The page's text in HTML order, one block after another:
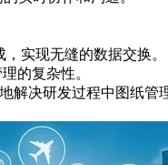
实现无缝的数据交换。
的复杂性。
决研发过程中图纸管